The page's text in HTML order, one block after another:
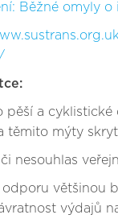
Běžné omyly
pěší a
těmito mýty
nesouhlas
většinou
výdajů